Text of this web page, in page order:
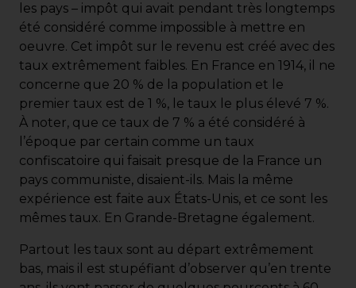
les pays – impôt qui avait pendant très longtemps
été considéré comme impossible à mettre en
oeuvre. Cet impôt sur le revenu est créé avec des
taux extrêmement faibles. En France en 1914, il ne
concerne que 20 % de la population et le
premier taux est de 1 %, le taux le plus élevé 7 %.
À noter, que ce taux de 7 % a été considéré à
l’époque par certain comme un taux
confiscatoire qui faisait presque de la France un
pays communiste, disaient-ils. Mais la même
expérience est faite aux États-Unis, et ce sont les
mêmes taux. En Grande-Bretagne également.
Partout les taux sont au départ extrêmement
bas, mais il est stupéfiant d’observer qu’en trente